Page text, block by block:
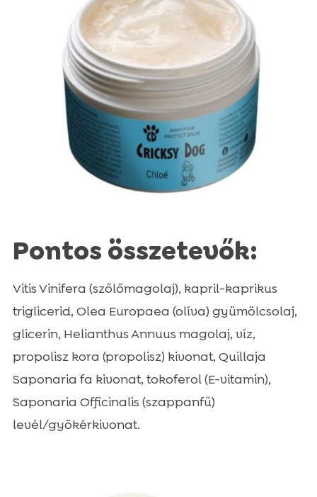
Pontos összetevők:
Vitis Vinifera (szőlőmagolaj), kapril-kaprikus
triglicerid, Olea Europaea (olíva) gyümölcsolaj,
glicerin, Helianthus Annuus magolaj, víz,
propolisz kora (propolisz) kivonat, Quillaja
Saponaria fa kivonat, tokoferol (E-vitamin),
Saponaria Officinalis (szappanfű)
levél/gyökérkivonat.